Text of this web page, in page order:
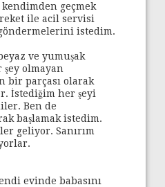
geçmek
ile acil servisi
istedim.
ve yumuşak
olmayan
bir parçası olarak
İstediğim her şeyi
Ben de
başlamak istedim.
geliyor. Sanırım
evinde babasını